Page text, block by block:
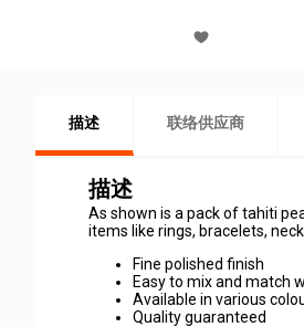
描述 联络供应商
描述
As shown is a pack of tahiti
items like rings, bracelets,
Fine polished finish
Easy to mix and match
Available in various
Quality guaranteed